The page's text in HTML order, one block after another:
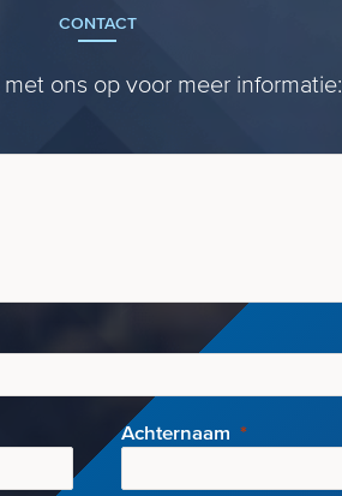
CONTACT
ons op voor meer informatie:
Achternaam